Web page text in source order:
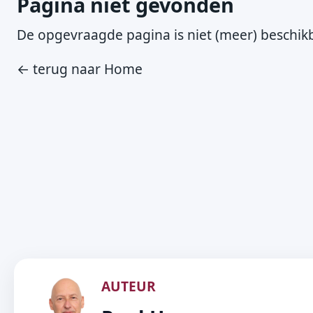
De opgevraagde pagina is niet (meer)
← terug naar Home
AUTEUR